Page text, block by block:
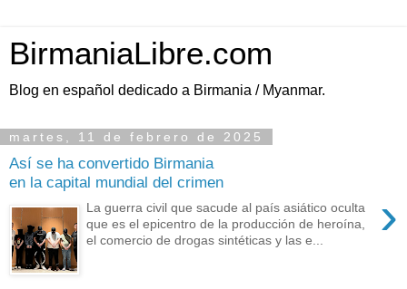
BirmaniaLibre.com
Blog en español dedicado a Birmania / Myanmar.
martes, 11 de febrero de 2025
Así se ha convertido Birmania
en la capital mundial del crimen
›
La guerra civil que sacude al país asiático oculta
que es el epicentro de la producción de heroína,
el comercio de drogas sintéticas y las e...